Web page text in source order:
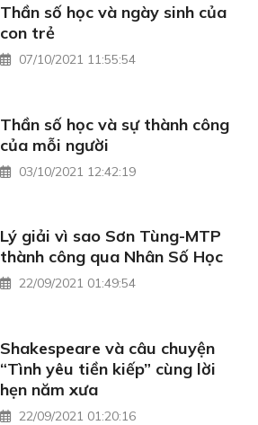
Thần số học và ngày sinh của
con trẻ
07/10/2021 11:55:54
Thần số học và sự thành công
của mỗi người
03/10/2021 12:42:19
Lý giải vì sao Sơn Tùng-MTP
thành công qua Nhân Số Học
22/09/2021 01:49:54
Shakespeare và câu chuyện
“Tình yêu tiền kiếp” cùng lời
hẹn năm xưa
22/09/2021 01:20:16